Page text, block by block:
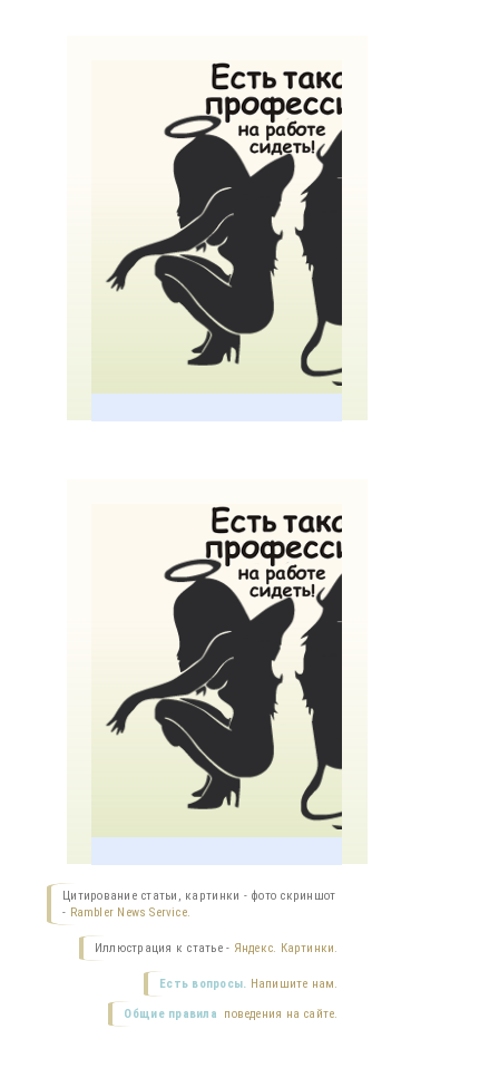
Цитирование статьи, картинки - фото скриншот
- Rambler News Service.
Иллюстрация к статье - Яндекс. Картинки.
Есть вопросы. Напишите нам.
Общие правила поведения на сайте.